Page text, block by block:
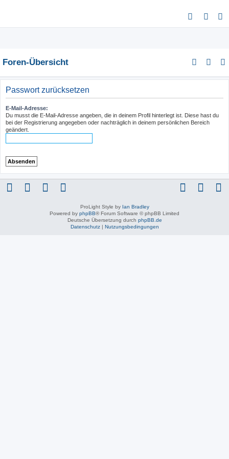
u
e
Foren-Übersicht
Passwort zurücksetzen
E-Mail-Adresse:
Du musst die E-Mail-Adresse angeben, die in deinem Profil hinterlegt ist. Diese hast du
bei der Registrierung angegeben oder nachträglich in deinem persönlichen Bereich
geändert.
ProLight Style by Ian Bradley
Powered by phpBB® Forum Software © phpBB Limited
Deutsche Übersetzung durch phpBB.de
Datenschutz| Nutzungsbedingungen